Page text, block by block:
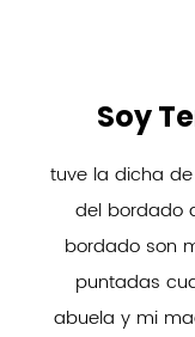
Soy
tuve la dicha
del bordado
bordado son
puntadas
abuela y mi